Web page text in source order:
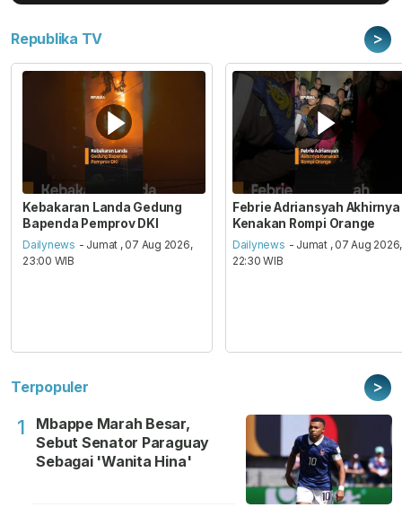
Republika TV >
Kebakaran Landa Gedung
Bapenda Pemprov DKI
Dailynews - Jumat , 07 Aug 2026,
23:00 WIB
Febrie Adriansyah Akhirnya
Kenakan Rompi Orange
Dailynews - Jumat , 07 Aug 2026,
22:30 WIB
Terpopuler >
1
Mbappe Marah Besar,
Sebut Senator Paraguay
Sebagai 'Wanita Hina'